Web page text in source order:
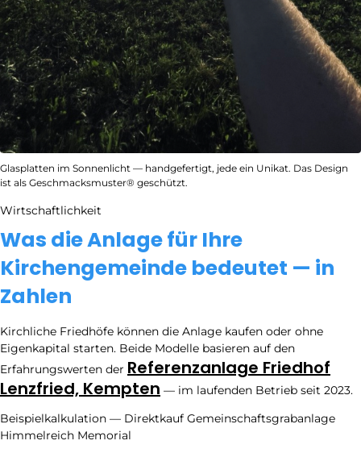
Glasplatten im Sonnenlicht — handgefertigt, jede ein Unikat. Das Design
ist als Geschmacksmuster® geschützt.
Wirtschaftlichkeit
Was die Anlage für Ihre
Kirchengemeinde bedeutet — in
Zahlen
Kirchliche Friedhöfe können die Anlage kaufen oder ohne
Eigenkapital starten. Beide Modelle basieren auf den
Erfahrungswerten der Referenzanlage Friedhof
Lenzfried, Kempten — im laufenden Betrieb seit 2023.
Beispielkalkulation — Direktkauf Gemeinschaftsgrabanlage
Himmelreich Memorial